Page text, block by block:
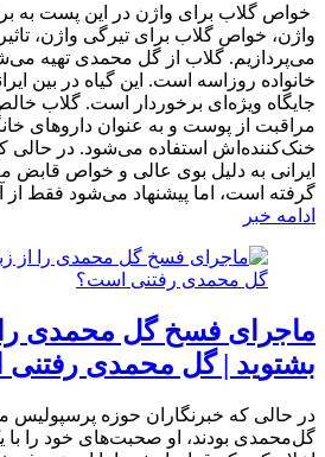
خواص گلاب برای واژن در این پست به
واژن، خواص گلاب برای تیرگی واژن،
می‌پردازیم. گلاب از گل محمدی تهیه
خانواده روزاسه است. این گیاه در بین
جایگاه ویژه‌ای برخوردار است. گلاب
مراقبت از پوست و به عنوان داروهای
خنک‌کننده‌اش استفاده می‌شود. در حالی
ایرانی به دلیل بوی عالی و خواص قابض
گرفته است، اما پیشنهاد می‌شود فقط از
ادامه خبر
ماجرای فسخ گل محمدی
بشتوید | گل محمدی
در حالی که خبرنگاران حوزه پرسپولیس
گل‌محمدی بودند، او صحبت‌های خود را با